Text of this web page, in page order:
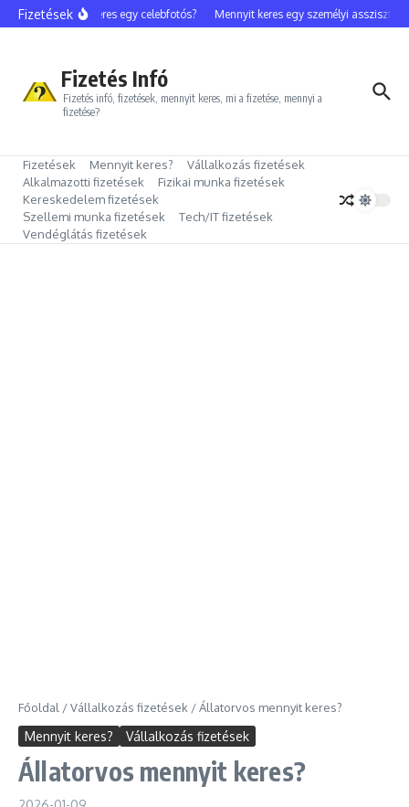
Ugrás a tartalomhoz
Fizetések
Mennyit keres egy celebfotós? Mennyit keres egy személyi asszisztens?
Fizetés Infó
Fizetés infó, fizetések, mennyit keres, mi a fizetése, mennyi a
fizetése?
Fizetések Mennyit keres?
Vállalkozás fizetések
Alkalmazotti fizetések
Fizikai munka fizetések
Kereskedelem fizetések
Szellemi munka fizetések
Tech/IT fizetések
Vendéglátás fizetések
Főoldal /Vállalkozás fizetések /Állatorvos mennyit keres?
Mennyit keres? Vállalkozás fizetések
Állatorvos mennyit keres?